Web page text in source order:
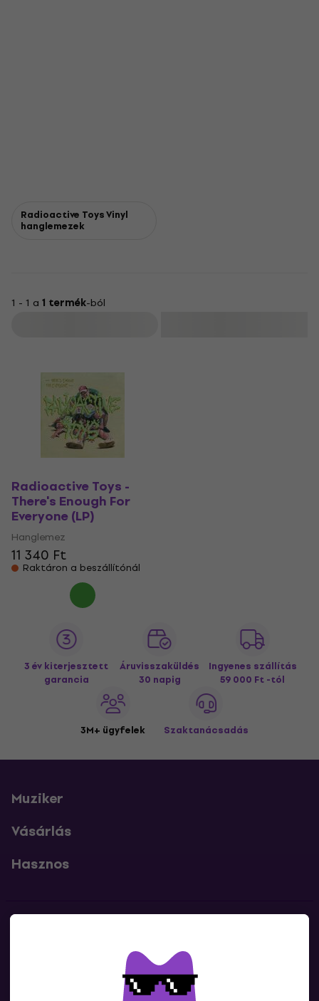
Radioactive Toys Vinyl
hanglemezek
1 - 1 a 1 termék-ból
Radioactive Toys -
There's Enough For
Everyone (LP)
Hanglemez
11 340 Ft
Raktáron a beszállítónál
3 év kiterjesztett
garancia
Áruvisszaküldés
30 napig
Ingyenes szállítás
59 000 Ft -tól
3M+ ügyfelek Szaktanácsadás
Muziker
Vásárlás
Hasznos
Lépj kapcsolatba velünk